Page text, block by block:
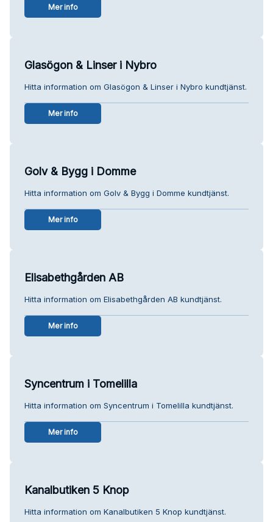
Mer info
Glasögon & Linser i Nybro
Hitta information om Glasögon & Linser i Nybro kundtjänst.
Mer info
Golv & Bygg i Domme
Hitta information om Golv & Bygg i Domme kundtjänst.
Mer info
Elisabethgården AB
Hitta information om Elisabethgården AB kundtjänst.
Mer info
Syncentrum i Tomelilla
Hitta information om Syncentrum i Tomelilla kundtjänst.
Mer info
Kanalbutiken 5 Knop
Hitta information om Kanalbutiken 5 Knop kundtjänst.